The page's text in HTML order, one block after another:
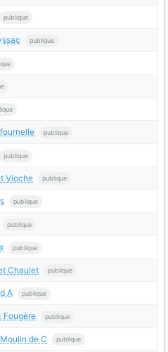
publique
publique
publique
publique
Vioche publique
publique
publique
publique
Chaulet publique
A publique
Fougère publique
de C publique